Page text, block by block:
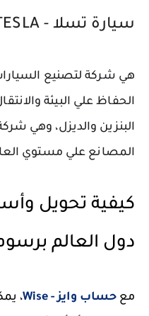
سيارة تسلا - TESLA
المصانع علي مستوي
كيفية تحويل
دول العالم
مع حساب وايز - Wise
،